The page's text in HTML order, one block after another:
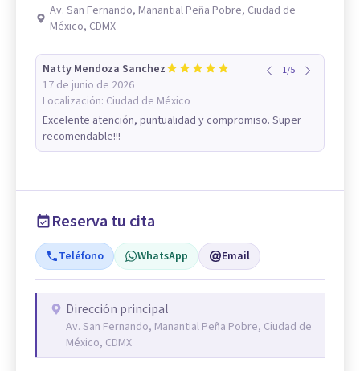
Av. San Fernando, Manantial Peña Pobre, Ciudad de
México, CDMX
Natty Mendoza Sanchez
17 de junio de 2026
Localización: Ciudad de México
1/5
Excelente atención, puntualidad y compromiso. Super
recomendable!!!
Reserva tu cita
Teléfono WhatsApp Email
Dirección principal
Av. San Fernando, Manantial Peña Pobre, Ciudad de
México, CDMX